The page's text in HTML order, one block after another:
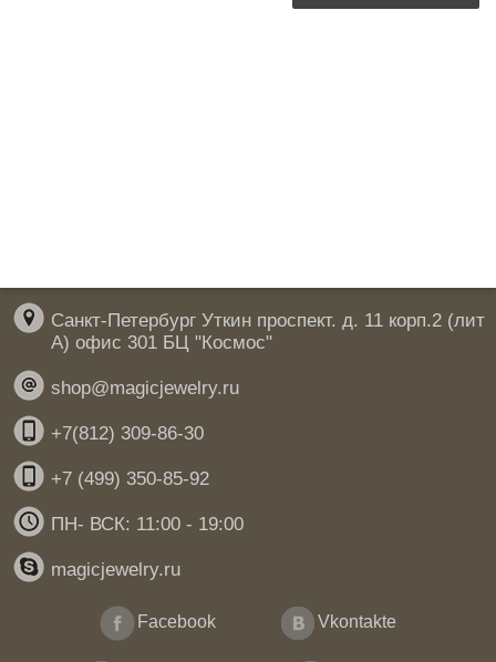
Санкт-Петербург Уткин проспект. д. 11 корп.2 (лит
А) офис 301 БЦ "Космос"
shop@magicjewelry.ru
+7(812) 309-86-30
+7 (499) 350-85-92
ПН- ВСК: 11:00 - 19:00
magicjewelry.ru
Facebook Vkontakte